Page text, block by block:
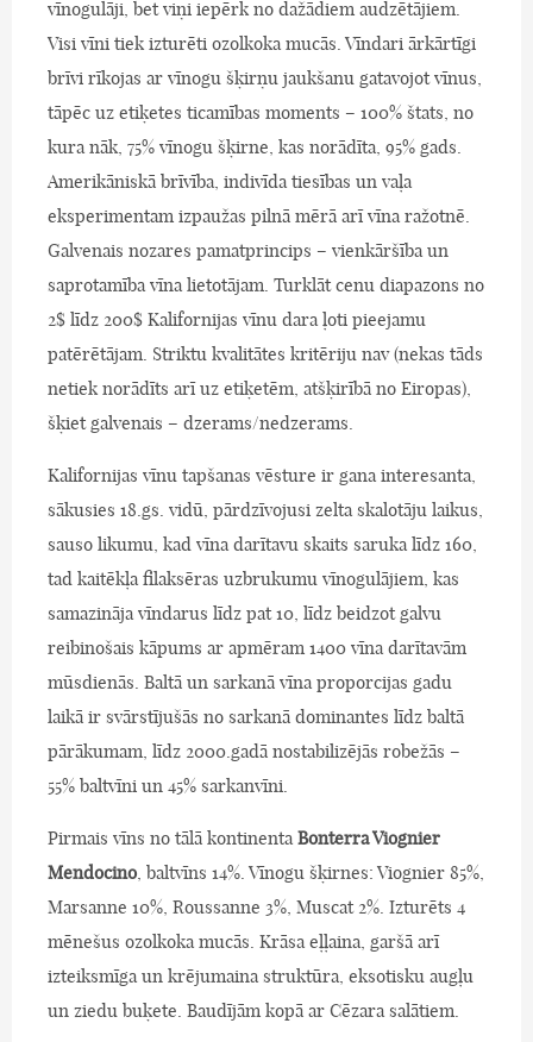
vīnogulāji, bet viņi iepērk no dažādiem audzētājiem.
Visi vīni tiek izturēti ozolkoka mucās. Vīndari ārkārtīgi
brīvi rīkojas ar vīnogu šķirņu jaukšanu gatavojot vīnus,
tāpēc uz etiķetes ticamības moments – 100% štats, no
kura nāk, 75% vīnogu šķirne, kas norādīta, 95% gads.
Amerikāniskā brīvība, indivīda tiesības un vaļa
eksperimentam izpaužas pilnā mērā arī vīna ražotnē.
Galvenais nozares pamatprincips – vienkāršība un
saprotamība vīna lietotājam. Turklāt cenu diapazons no
2$ līdz 200$ Kalifornijas vīnu dara ļoti pieejamu
patērētājam. Striktu kvalitātes kritēriju nav (nekas tāds
netiek norādīts arī uz etiķetēm, atšķirībā no Eiropas),
šķiet galvenais – dzerams/nedzerams.
Kalifornijas vīnu tapšanas vēsture ir gana interesanta,
sākusies 18.gs. vidū, pārdzīvojusi zelta skalotāju laikus,
sauso likumu, kad vīna darītavu skaits saruka līdz 160,
tad kaitēkļa filaksēras uzbrukumu vīnogulājiem, kas
samazināja vīndarus līdz pat 10, līdz beidzot galvu
reibinošais kāpums ar apmēram 1400 vīna darītavām
mūsdienās. Baltā un sarkanā vīna proporcijas gadu
laikā ir svārstījušās no sarkanā dominantes līdz baltā
pārākumam, līdz 2000.gadā nostabilizējās robežās –
55% baltvīni un 45% sarkanvīni.
Pirmais vīns no tālā kontinenta Bonterra Viognier
Mendocino, baltvīns 14%. Vīnogu šķirnes: Viognier 85%,
Marsanne 10%, Roussanne 3%, Muscat 2%. Izturēts 4
mēnešus ozolkoka mucās. Krāsa eļļaina, garšā arī
izteiksmīga un krējumaina struktūra, eksotisku augļu
un ziedu buķete. Baudījām kopā ar Cēzara salātiem.